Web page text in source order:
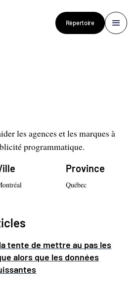
Répertoire
les agences et les marques à
programmatique.
Province
Québec
tente de mettre au pas les
alors que les données